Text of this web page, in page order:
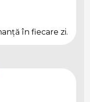
în fiecare zi.